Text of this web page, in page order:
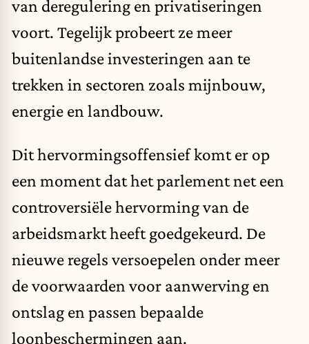
van deregulering en privatiseringen
voort. Tegelijk probeert ze meer
buitenlandse investeringen aan te
trekken in sectoren zoals mijnbouw,
energie en landbouw.
Dit hervormingsoffensief komt er op
een moment dat het parlement net een
controversiële hervorming van de
arbeidsmarkt heeft goedgekeurd. De
nieuwe regels versoepelen onder meer
de voorwaarden voor aanwerving en
ontslag en passen bepaalde
loonbeschermingen aan.